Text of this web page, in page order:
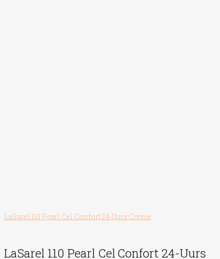
LaSarel 110 Pearl Cel Confort 24-Uurs Crème
LaSarel 110 Pearl CelConfort 24-Uurs